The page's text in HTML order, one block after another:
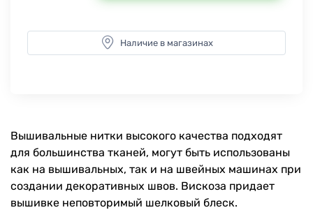
Наличие в магазинах
Вышивальные нитки высокого качества подходят
для большинства тканей, могут быть использованы
как на вышивальных, так и на швейных машинах при
создании декоративных швов. Вискоза придает
вышивке неповторимый шелковый блеск.